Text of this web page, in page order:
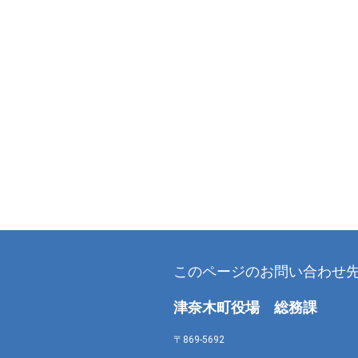
このページのお問い合わせ
津奈木町役場 総務課
〒869-5692